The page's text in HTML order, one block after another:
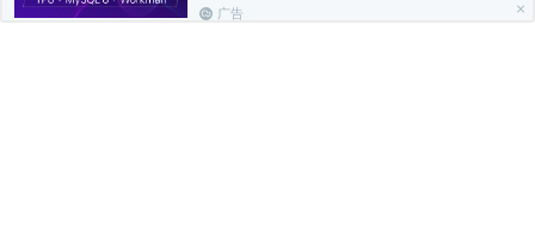
广告
交即可